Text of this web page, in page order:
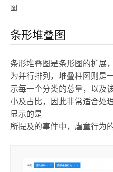
图
条形堆叠图
条形堆叠图是条形图的扩展
为并行排列，堆叠柱图则是
示每一个分类的总量，以及
小及占比，因此非常适合处
显示的是
所提及的事件中，虐童行为